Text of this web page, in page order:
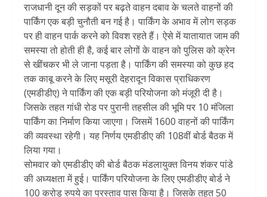
राजधानी दून की सड़कों पर बढ़ते वाहन दबाव के चलते वाहनों की
पार्किंग एक बड़ी चुनौती बन गई है। पार्किंग के अभाव में लोग सड़क
पर ही वाहन पार्क करने को विवश रहते हैं। ऐसे में यातायात जाम की
समस्या तो होती ही है, कई बार लोगों के वाहन को पुलिस को क्रेन
से खींचकर भी ले जाना पड़ता है। पार्किंग की समस्या को कुछ हद
तक काबू करने के लिए मसूरी देहरादून विकास प्राधिकरण
(एमडीडीए) ने पार्किंग की एक बड़ी परियोजना को मंजूरी दी है।
जिसके तहत गांधी रोड पर पुरानी तहसील की भूमि पर 10 मंजिला
पार्किंग का निर्माण किया जाएगा। जिसमें 1600 वाहनों की पार्किंग
की व्यवस्था रहेगी। यह निर्णय एमडीडीए की 108वीं बोर्ड बैठक में
लिया गया।
सोमवार को एमडीडीए की बोर्ड बैठक मंडलायुक्त विनय शंकर पांडे
की अध्यक्षता में हुई। पार्किंग परियोजना के लिए एमडीडीए बोर्ड ने
100 करोड़ रुपये का प्रस्ताव पास किया है। जिसके तहत 50